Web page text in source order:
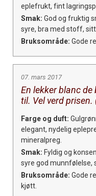
eplefrukt, fint
Smak: God og fruktig
syre, bra med stoff,
Bruksområde: Gode
07. mars 2017
En lekker blanc
til. Vel verd prisen.
Farge og duft:
elegant, nydelig
mineralpreg.
Smak: Fyldig og
syre god munnfølelse,
Bruksområde: Gode
kjøtt.